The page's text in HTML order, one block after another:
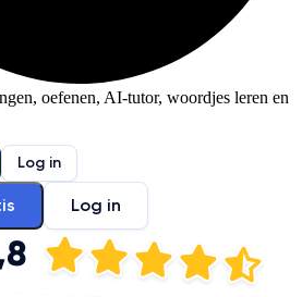
oefenen, AI-tutor, woordjes leren en
Log in
Log in